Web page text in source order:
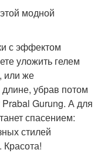
модной
с эффектом
уложить гелем
или же
убрав потом
Prabal Gurung. А для
спасением:
стилей
Красота!